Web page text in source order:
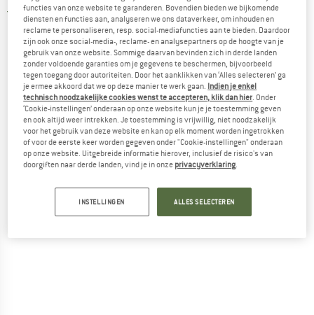
5,0(1)
functies van onze website te garanderen. Bovendien bieden we bijkomende
diensten en functies aan, analyseren we ons dataverkeer, om inhouden en
reclame te personaliseren, resp. social-mediafuncties aan te bieden. Daardoor
zijn ook onze social-media-, reclame- en analysepartners op de hoogte van je
gebruik van onze website. Sommige daarvan bevinden zich in derde landen
zonder voldoende garanties om je gegevens te beschermen, bijvoorbeeld
tegen toegang door autoriteiten. Door het aanklikken van ‘Alles selecteren’ ga
je ermee akkoord dat we op deze manier te werk gaan. Indien je enkel
technisch noodzakelijke cookies wenst te accepteren, klik dan hier. Onder
‘Cookie-instellingen’ onderaan op onze website kun je je toestemming geven
en ook altijd weer intrekken. Je toestemming is vrijwillig, niet noodzakelijk
voor het gebruik van deze website en kan op elk moment worden ingetrokken
of voor de eerste keer worden gegeven onder "Cookie-instellingen" onderaan
op onze website. Uitgebreide informatie hierover, inclusief de risico's van
doorgiften naar derde landen, vind je in onze privacyverklaring.
INSTELLINGEN ALLES SELECTEREN